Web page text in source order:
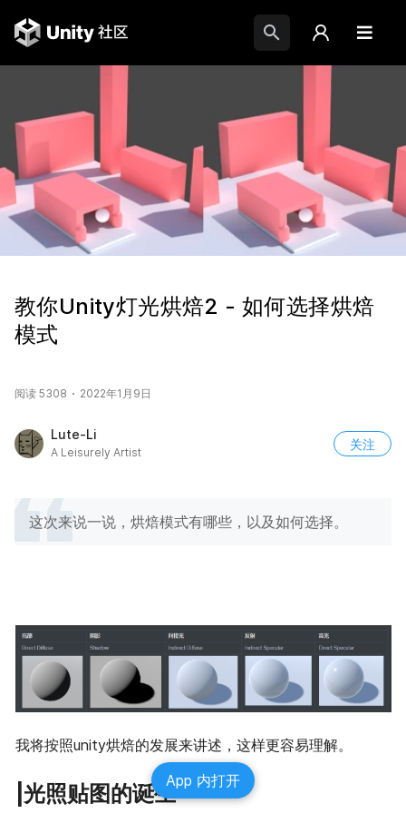
教你Unity灯光烘焙2 - 如何选择烘焙
模式
阅读 5308 2022年1月9日
Lute-Li
A Leisurely Artist
关注
这次来说一说，烘焙模式有哪些，以及如何选择。
我将按照unity烘焙的发展来讲述，这样更容易理解。
|光照贴图的诞生App 内打开